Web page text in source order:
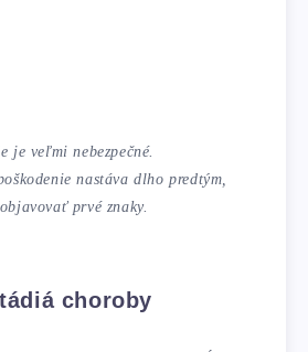
je veľmi nebezpečné.
nastáva dlho predtým,
prvé znaky.
choroby